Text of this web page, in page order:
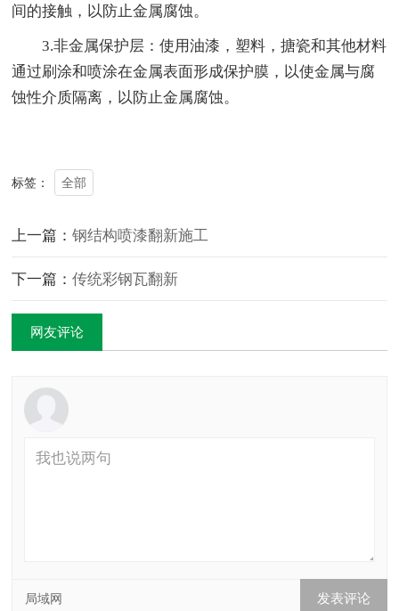
间的接触，以防止金属腐蚀。
3.非金属保护层：使用油漆，塑料，搪瓷和其他材料
通过刷涂和喷涂在金属表面形成保护膜，以使金属与腐
蚀性介质隔离，以防止金属腐蚀。
标签： 全部
上一篇：钢结构喷漆翻新施工
下一篇：传统彩钢瓦翻新
网友评论
局域网